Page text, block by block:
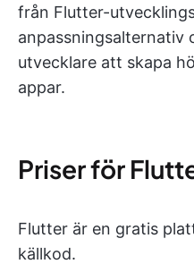
från Flutter-
utvecklare att skapa
appar.
Priser för
Flutter är en gratis
källkod.